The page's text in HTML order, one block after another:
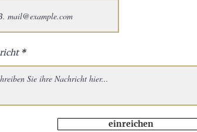
einreichen